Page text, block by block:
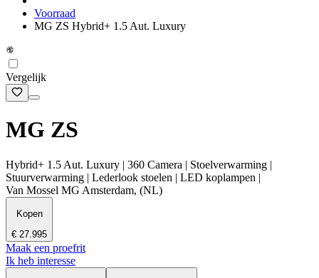
Voorraad
MG ZS Hybrid+ 1.5 Aut. Luxury
Vergelijk
MG ZS
Hybrid+ 1.5 Aut. Luxury | 360 Camera | Stoelverwarming |
Stuurverwarming | Lederlook stoelen | LED koplampen |
Van Mossel MG Amsterdam, (NL)
Kopen
€ 27.995
Maak een proefrit
Ik heb interesse